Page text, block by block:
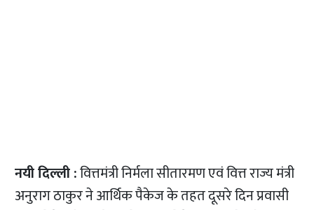
नयी दिल्ली :वित्तमंत्री निर्मला सीतारमण एवं वित्त राज्य मंत्री
अनुराग ठाकुर ने आर्थिक पैकेज के तहत दूसरे दिन प्रवासी